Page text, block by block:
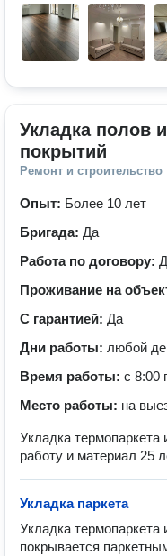
Укладка полов
покрытий
Ремонт и строительство
Опыт: Более 10 лет
Бригада: Да
Работа по договору:
Проживание на
С гарантией: Да
Дни работы: любой
Время работы: с 8:00
Место работы: на
Укладка термопаркета
работу и материал 25
Укладка паркета
Укладка термопаркета
покрывается